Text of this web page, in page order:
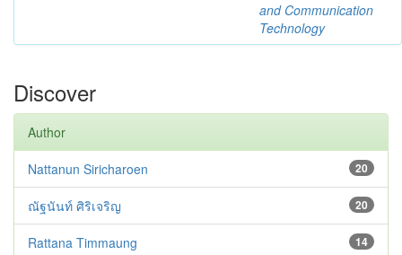
and Communication
Technology
Discover
Author
20
Nattanun Siricharoen
20
ณัฐนันท์ ศิริเจริญ
14
Rattana Timmaung